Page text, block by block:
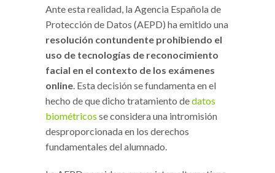
Ante esta realidad, la Agencia Española de
Protección de Datos (AEPD) ha emitido una
resolución contundente prohibiendo el
uso de tecnologías de reconocimiento
facial en el contexto de los exámenes
online. Esta decisión se fundamenta en el
hecho de que dicho tratamiento dedatos
biométricos se considera una intromisión
desproporcionada en los derechos
fundamentales del alumnado.